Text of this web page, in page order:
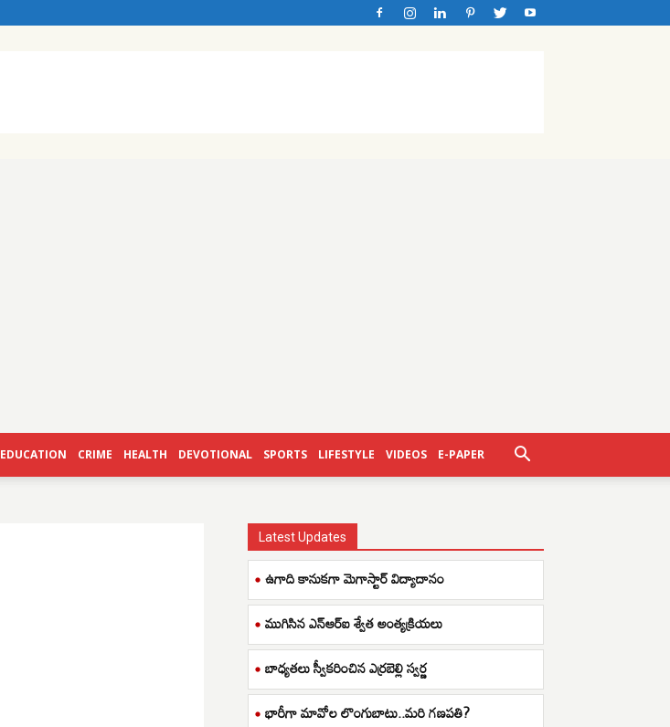
EDUCATION CRIME HEALTH DEVOTIONAL SPORTS LIFESTYLE VIDEOS E-PAPER
Latest Updates
ఉగాది కానుకగా మెగాస్టార్ విద్యాదానం
ముగిసిన ఎన్ఆర్ఐ శ్వేత అంత్యక్రియలు
బాధ్యతలు స్వీకరించిన ఎర్రబెల్లి స్వర్ణ
భారీగా మావోల లొంగుబాటు..మరి గణపతి?